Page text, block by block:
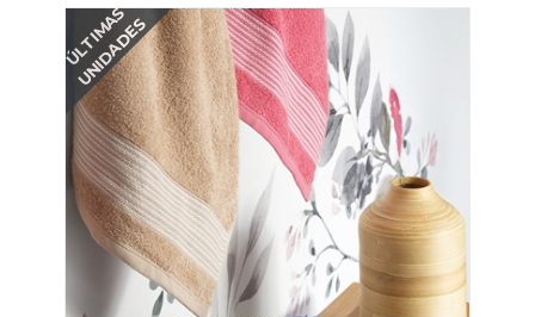
ÚLTIMAS
UNIDADES